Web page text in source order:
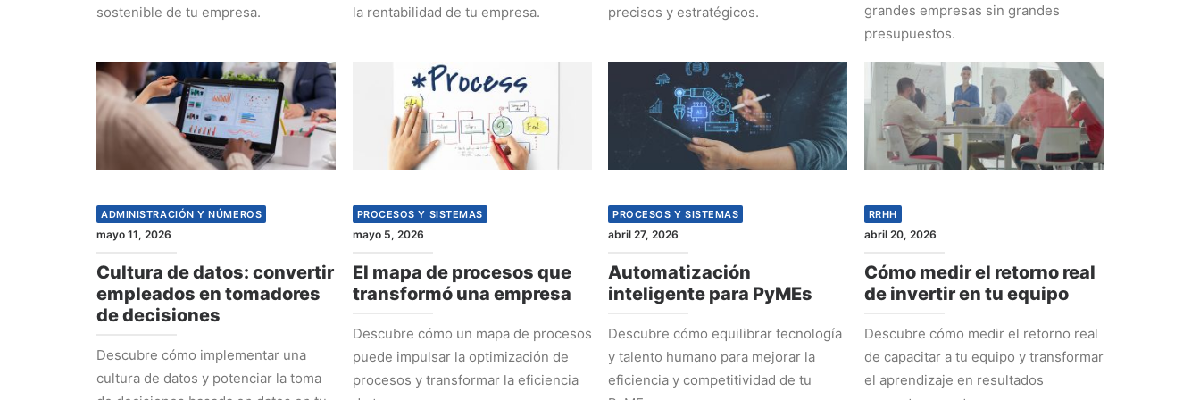
sostenible de tu empresa.
la rentabilidad de tu empresa.
precisos y estratégicos.
grandes empresas sin grandes
presupuestos.
ADMINISTRACIÓN Y NÚMEROS
mayo 11, 2026
Cultura de datos: convertir
empleados en tomadores
de decisiones
Descubre cómo implementar una
cultura de datos y potenciar la toma
PROCESOS Y SISTEMAS
mayo 5, 2026
El mapa de procesos que
transformó una empresa
Descubre cómo un mapa de procesos
puede impulsar la optimización de
procesos y transformar la eficiencia
PROCESOS Y SISTEMAS
abril 27, 2026
Automatización
inteligente para PyMEs
Descubre cómo equilibrar tecnología
y talento humano para mejorar la
eficiencia y competitividad de tu
RRHH
abril 20, 2026
Cómo medir el retorno real
de invertir en tu equipo
Descubre cómo medir el retorno real
de capacitar a tu equipo y transformar
el aprendizaje en resultados